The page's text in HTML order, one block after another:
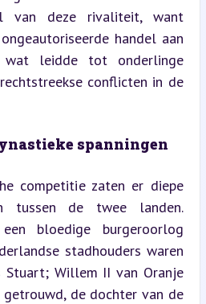
van deze rivaliteit, want
handel aan
wat leidde tot onderlinge
conflicten in de
spanningen
competitie zaten er diepe
tussen de twee landen.
bloedige burgeroorlog
stadhouders waren
Stuart; Willem II van Oranje
de dochter van de